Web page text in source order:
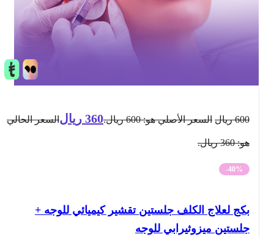
ريال السعر الأصلي هو: 600 ريال. 360 ريال السعر الحالي
-40%
بكج لعلاج الكلف جلستين تقشير كيميائي للوجه +
جلستين ميزوثيرابي للوجه